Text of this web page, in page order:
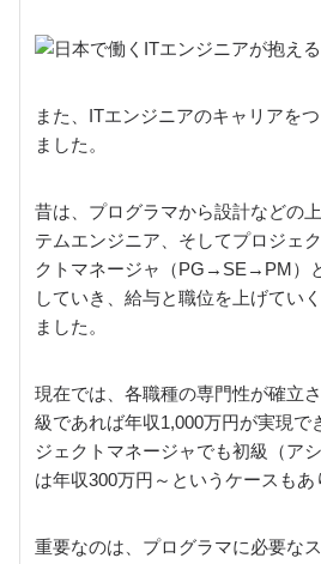
また、ITエンジニアのキャリアを
ました。
昔は、プログラマから設計などの
テムエンジニア、そしてプロジェ
クトマネージャ（PG→SE→PM）
していき、給与と職位を上げてい
ました。
現在では、各職種の専門性が確立
級であれば年収1,000万円が実現で
ジェクトマネージャでも初級（ア
は年収300万円～というケースもあ
重要なのは、プログラマに必要な